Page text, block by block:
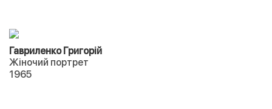
Гавриленко Григорій
Жіночий портрет
1965